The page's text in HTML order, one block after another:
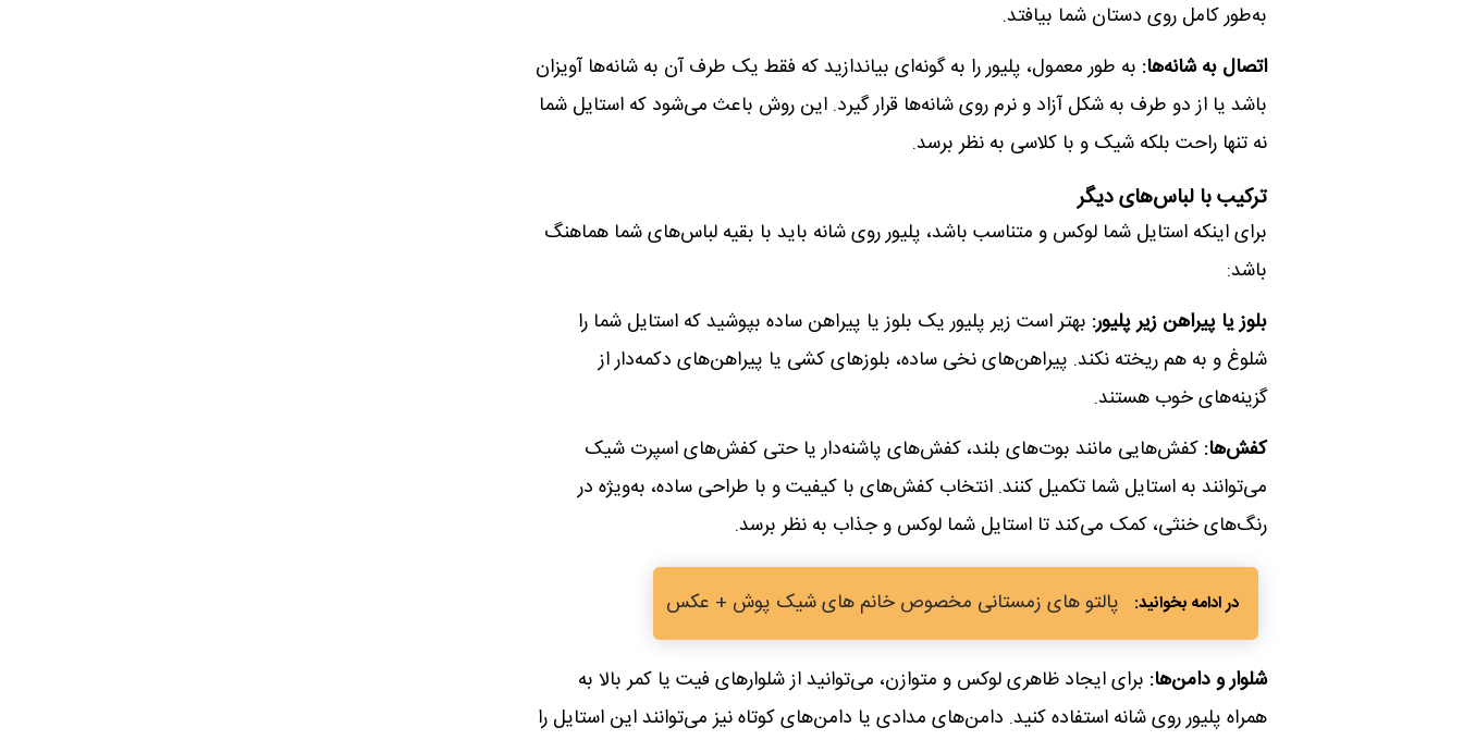
به‌طور کامل روی دستان شما بیافتد.
اتصال به شانه‌ها: به طور معمول، پلیور را به گونه‌ای بیاندازید که فقط یک طرف آن به شانه‌ها آویزان
باشد یا از دو طرف به شکل آزاد و نرم روی شانه‌ها قرار گیرد. این روش باعث می‌شود که استایل شما
نه تنها راحت بلکه شیک و با کلاسی به نظر برسد.
ترکیب با لباس‌های دیگر
برای اینکه استایل شما لوکس و متناسب باشد، پلیور روی شانه باید با بقیه لباس‌های شما هماهنگ
باشد:
بلوز یا پیراهن زیر پلیور: بهتر است زیر پلیور یک بلوز یا پیراهن ساده بپوشید که استایل شما را
شلوغ و به هم ریخته نکند. پیراهن‌های نخی ساده، بلوزهای کشی یا پیراهن‌های دکمه‌دار از
گزینه‌های خوب هستند.
کفش‌ها: کفش‌هایی مانند بوت‌های بلند، کفش‌های پاشنه‌دار یا حتی کفش‌های اسپرت شیک
می‌توانند به استایل شما تکمیل کنند. انتخاب کفش‌های با کیفیت و با طراحی ساده، به‌ویژه در
رنگ‌های خنثی، کمک می‌کند تا استایل شما لوکس و جذاب به نظر برسد.
پالتو های زمستانی مخصوص خانم های شیک پوش + عکس
شلوار و دامن‌ها: برای ایجاد ظاهری لوکس و متوازن، می‌توانید از شلوارهای فیت یا کمر بالا به
همراه پلیور روی شانه استفاده کنید. دامن‌های مدادی یا دامن‌های کوتاه نیز می‌توانند این استایل را